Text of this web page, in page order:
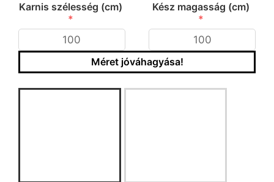
Karnis szélesség (cm) Kész magasság (cm)
Méret jóváhagyása!